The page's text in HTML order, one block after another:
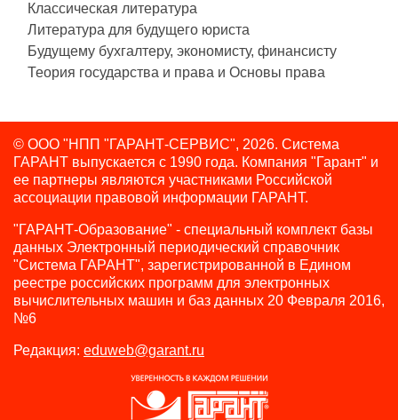
Классическая литература
Литература для будущего юриста
Будущему бухгалтеру, экономисту, финансисту
Теория государства и права и Основы права
© ООО "НПП "ГАРАНТ-СЕРВИС", 2026. Система
ГАРАНТ выпускается с 1990 года. Компания "Гарант" и
ее партнеры являются участниками Российской
ассоциации правовой информации ГАРАНТ.
"ГАРАНТ-Образование" - специальный комплект базы
данных Электронный периодический справочник
"Система ГАРАНТ", зарегистрированной в Едином
реестре российских программ для электронных
вычислительных машин и баз данных 20 Февраля 2016,
№6
Редакция: eduweb@garant.ru